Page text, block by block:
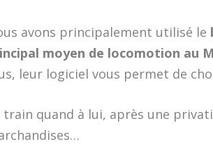
avons principalement utilisé le
moyen de locomotion au
leur logiciel vous permet de
train quand à lui, après une